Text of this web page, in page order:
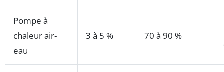
Pompe à
chaleur air-
eau
3 à 5 % 70 à 90 %